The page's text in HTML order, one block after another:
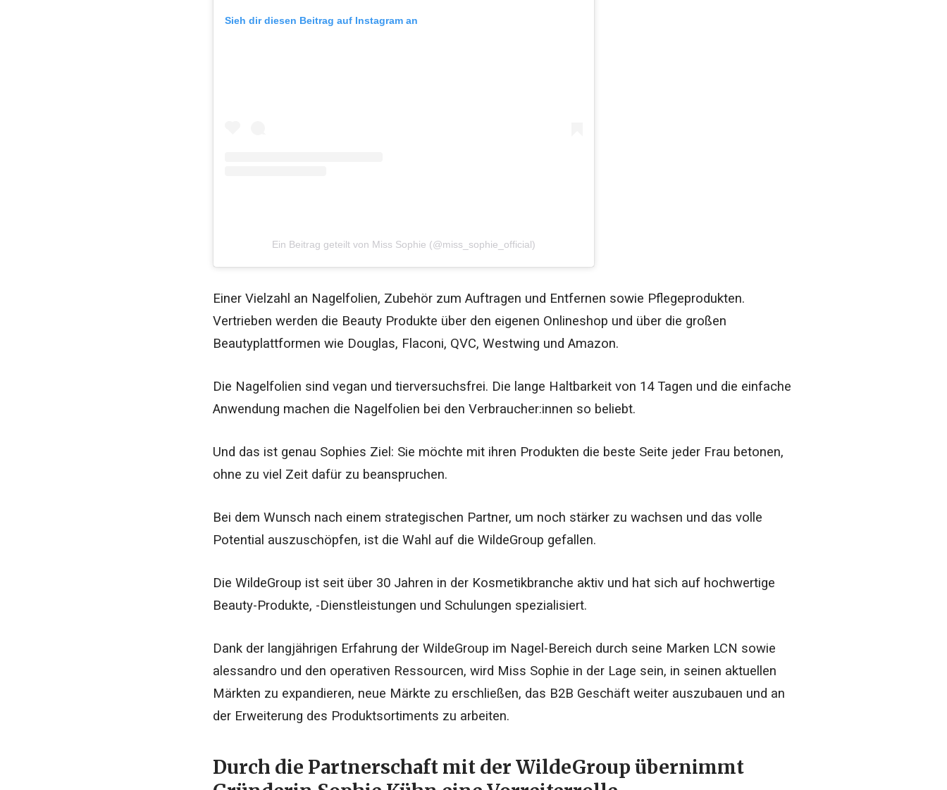
Sieh dir diesen Beitrag auf Instagram an
Ein Beitrag geteilt von Miss Sophie (@miss_sophie_official)
Einer Vielzahl an Nagelfolien, Zubehör zum Auftragen und Entfernen sowie Pflegeprodukten.
Vertrieben werden die Beauty Produkte über den eigenen Onlineshop und über die großen
Beautyplattformen wie Douglas, Flaconi, QVC, Westwing und Amazon.
Die Nagelfolien sind vegan und tierversuchsfrei. Die lange Haltbarkeit von 14 Tagen und die einfache
Anwendung machen die Nagelfolien bei den Verbraucher:innen so beliebt.
Und das ist genau Sophies Ziel: Sie möchte mit ihren Produkten die beste Seite jeder Frau betonen,
ohne zu viel Zeit dafür zu beanspruchen.
Bei dem Wunsch nach einem strategischen Partner, um noch stärker zu wachsen und das volle
Potential auszuschöpfen, ist die Wahl auf die WildeGroup gefallen.
Die WildeGroup ist seit über 30 Jahren in der Kosmetikbranche aktiv und hat sich auf hochwertige
Beauty-Produkte, -Dienstleistungen und Schulungen spezialisiert.
Dank der langjährigen Erfahrung der WildeGroup im Nagel-Bereich durch seine Marken LCN sowie
alessandro und den operativen Ressourcen, wird Miss Sophie in der Lage sein, in seinen aktuellen
Märkten zu expandieren, neue Märkte zu erschließen, das B2B Geschäft weiter auszubauen und an
der Erweiterung des Produktsortiments zu arbeiten.
Durch die Partnerschaft mit der WildeGroup übernimmt